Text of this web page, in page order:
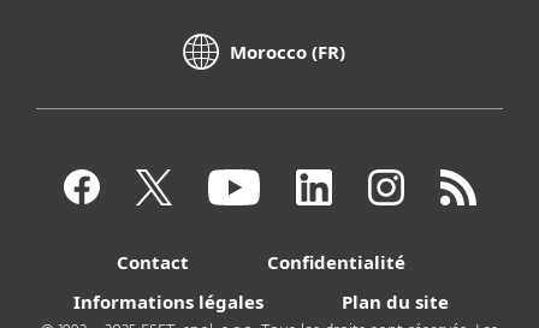
Morocco (FR)
Contact
Confidentialité
Informations légales
Plan du site